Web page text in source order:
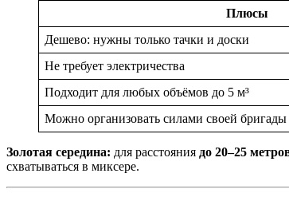
Плюсы
Дешево: нужны только тачки и доски
Не требует электричества
Подходит для любых объёмов до 5 м³
Можно организовать силами своей бригады
Золотая середина: для расстояния до 20–25
схватываться в миксере.